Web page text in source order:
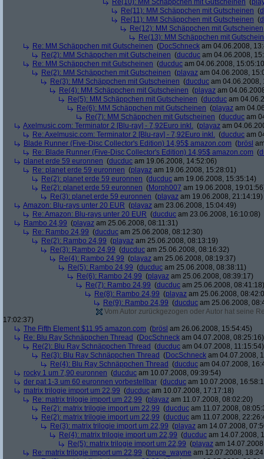
Re(10): MM Schäppchen mit Gutscheinen (
Re(11): MM Schäppchen mit Gutscheinen (
Re(11): MM Schäppchen mit Gutscheinen (
Re(12): MM Schäppchen mit Gutscheinen
Re(13): MM Schäppchen mit
Re: MM Schäppchen mit Gutscheinen (DocSchneck am 04.06.2008,
Re(2): MM Schäppchen mit Gutscheinen (ducduc am 04.06.2008,
Re: MM Schäppchen mit Gutscheinen (ducduc am 04.06.2008,
Re(2): MM Schäppchen mit Gutscheinen (playaz am 04.06.2008,
Re(3): MM Schäppchen mit Gutscheinen (ducduc am 04.06.2008,
Re(4): MM Schäppchen mit Gutscheinen (playaz am
Re(5): MM Schäppchen mit Gutscheinen (ducduc am
Re(6): MM Schäppchen mit Gutscheinen (playaz am
Re(7): MM Schäppchen mit Gutscheinen (ducduc am
Axelmusic.com: Terminator 2 [Blu-ray] - 7,92Euro inkl. (playaz am
Re: Axelmusic.com: Terminator 2 [Blu-ray] - 7,92Euro inkl. (ducduc am
Blade Runner (Five-Disc Collector's Edition) 14,95$ amazon.com (brösl
Re: Blade Runner (Five-Disc Collector's Edition) 14,95$ amazon.com (
planet erde 59 euronnen (ducduc am 19.06.2008, 14:52:06)
Re: planet erde 59 euronnen (playaz am 19.06.2008, 15:28:01)
Re(2): planet erde 59 euronnen (ducduc am 19.06.2008, 15:35:14)
Re(2): planet erde 59 euronnen (Morph007 am 19.06.2008,
Re(3): planet erde 59 euronnen (playaz am 19.06.2008, 21:14:19)
Amazon: Blu-rays unter 20 EUR (playaz am 23.06.2008, 15:04:49)
Re: Amazon: Blu-rays unter 20 EUR (ducduc am 23.06.2008, 16:10:08)
Rambo 24,99 (playaz am 25.06.2008, 08:11:31)
Re: Rambo 24,99 (ducduc am 25.06.2008, 08:12:30)
Re(2): Rambo 24,99 (playaz am 25.06.2008, 08:13:19)
Re(3): Rambo 24,99 (ducduc am 25.06.2008, 08:16:32)
Re(4): Rambo 24,99 (playaz am 25.06.2008, 08:19:37)
Re(5): Rambo 24,99 (ducduc am 25.06.2008, 08:38:11)
Re(6): Rambo 24,99 (playaz am 25.06.2008, 08:39:17)
Re(7): Rambo 24,99 (ducduc am 25.06.2008, 08:41:18)
Re(8): Rambo 24,99 (playaz am 25.06.2008,
Re(9): Rambo 24,99 (ducduc am 25.06.2008,
Vom Autor zurückgezogen oder Autor hat seine
17:02:37)
The Fifth Element $11.95 amazon.com (brösl am 26.06.2008, 15:54:45)
Re: Blu Ray Schnäppchen Thread (DocSchneck am 04.07.2008, 08:25:16)
Re(2): Blu Ray Schnäppchen Thread (ducduc am 04.07.2008, 11:15:54)
Re(3): Blu Ray Schnäppchen Thread (DocSchneck am 04.07.2008,
Re(4): Blu Ray Schnäppchen Thread (ducduc am 04.07.2008,
rocky 1 um 7,90 euronnen (ducduc am 10.07.2008, 09:39:54)
der pat 1-3 um 60 euronnen vorbestellbar (ducduc am 10.07.2008,
matrix trilogie import um 22,99 (ducduc am 10.07.2008, 17:17:18)
Re: matrix trilogie import um 22,99 (playaz am 11.07.2008, 08:02:20)
Re(2): matrix trilogie import um 22,99 (ducduc am 11.07.2008,
Re(2): matrix trilogie import um 22,99 (ducduc am 11.07.2008,
Re(3): matrix trilogie import um 22,99 (playaz am 14.07.2008,
Re(4): matrix trilogie import um 22,99 (ducduc am 14.07.2008,
Re(5): matrix trilogie import um 22,99 (playaz am
Re: matrix trilogie import um 22,99 (bruce_wayne am 12.07.2008,